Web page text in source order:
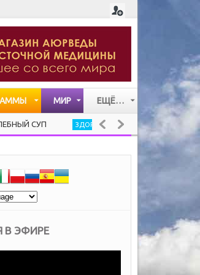
МИР ЕЩЁ…
СТАТЬИ
ЗДОРОВЬЕ ЧЕРНЫЙ ОРЕХ, ИММУНИТЕТ И
В ЭФИРЕ